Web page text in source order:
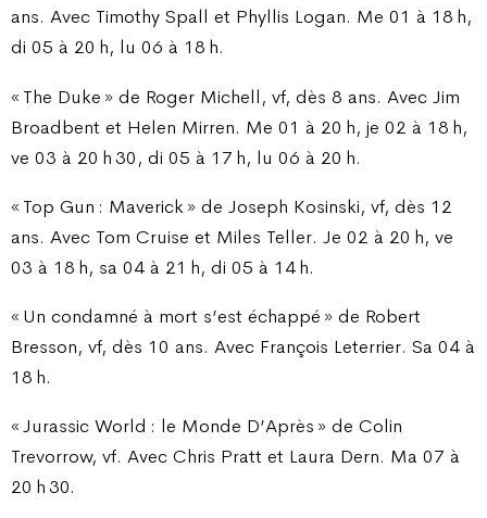
ans. Avec Timothy Spall et Phyllis Logan. Me 01 à 18 h,
di 05 à 20 h, lu 06 à 18 h.
« The Duke » de Roger Michell, vf, dès 8 ans. Avec Jim
Broadbent et Helen Mirren. Me 01 à 20 h, je 02 à 18 h,
ve 03 à 20 h 30, di 05 à 17 h, lu 06 à 20 h.
« Top Gun : Maverick » de Joseph Kosinski, vf, dès 12
ans. Avec Tom Cruise et Miles Teller. Je 02 à 20 h, ve
03 à 18 h, sa 04 à 21 h, di 05 à 14 h.
« Un condamné à mort s’est échappé » de Robert
Bresson, vf, dès 10 ans. Avec François Leterrier. Sa 04 à
18 h.
« Jurassic World : le Monde D’Après » de Colin
Trevorrow, vf. Avec Chris Pratt et Laura Dern. Ma 07 à
20 h 30.